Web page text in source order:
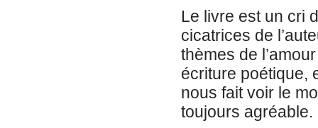
Le livre est un cri
cicatrices de
thèmes de
écriture poétique,
nous fait voir le
toujours agréable.